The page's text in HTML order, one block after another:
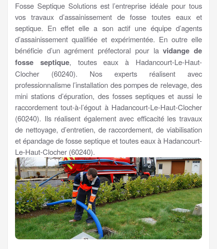
Fosse Septique Solutions est l’entreprise idéale pour tous
vos travaux d’assainissement de fosse toutes eaux et
septique. En effet elle a son actif une équipe d’agents
d’assainissement qualifiée et expérimentée. En outre elle
bénéficie d’un agrément préfectoral pour lavidange de
fosse septique, toutes eaux à Hadancourt-Le-Haut-
Clocher (60240). Nos experts réalisent avec
professionnalisme l’installation des pompes de relevage, des
mini stations d’épuration, des fosses septiques et aussi le
raccordement tout-à-l’égout à Hadancourt-Le-Haut-Clocher
(60240). Ils réalisent également avec efficacité les travaux
de nettoyage, d’entretien, de raccordement, de viabilisation
et épandage de fosse septique et toutes eaux à Hadancourt-
Le-Haut-Clocher (60240).